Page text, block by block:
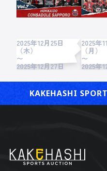
2025年12月25日
（木）
〜
2025年12月27日
2025年
（月）
〜
2025年
KAKEHASHI